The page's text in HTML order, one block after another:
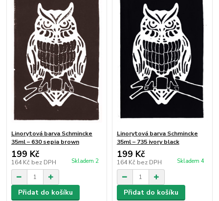
Linorytová barva Schmincke
35ml – 630 sepia brown
199 Kč
164 Kč bez DPH Skladem 2
Přidat do košíku
Linorytová barva Schmincke
35ml – 735 ivory black
199 Kč
164 Kč bez DPH Skladem 4
Přidat do košíku